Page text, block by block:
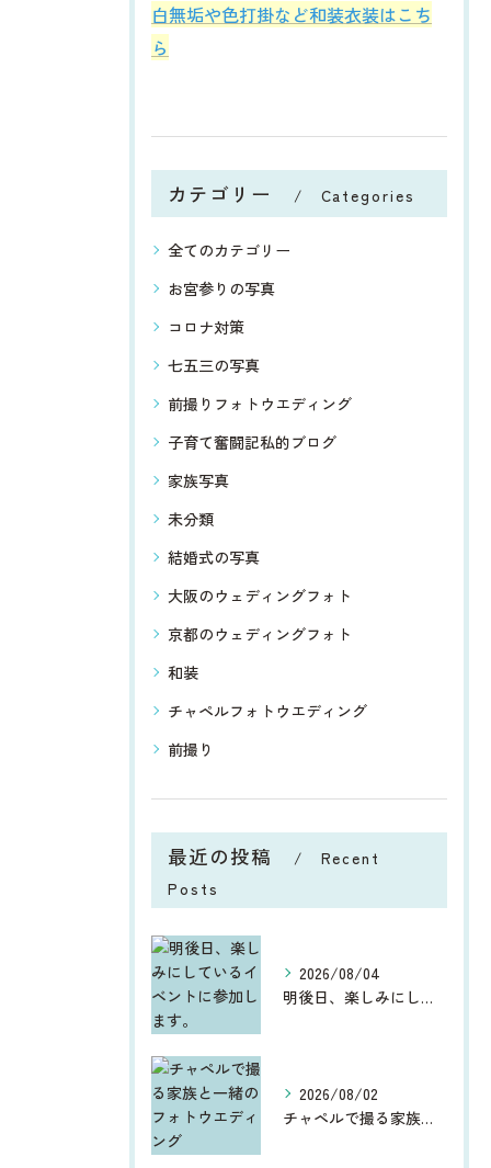
白無垢や色打掛など和装衣装はこち
ら
カテゴリー Categories
全てのカテゴリー
お宮参りの写真
コロナ対策
七五三の写真
前撮りフォトウエディング
子育て奮闘記私的ブログ
家族写真
未分類
結婚式の写真
大阪のウェディングフォト
京都のウェディングフォト
和装
チャペルフォトウエディング
前撮り
最近の投稿
Recent
Posts
2026/08/04
明後日、楽しみにしているイベントに参加します。
2026/08/02
チャペルで撮る家族と一緒のフォトウエディング